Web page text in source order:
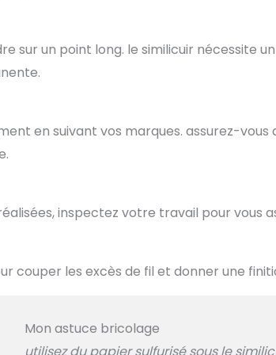
sur un point long. le similicuir nécessite
en suivant vos marques. assurez-
inspectez votre travail pour vous
couper les excès de fil et donner une
Mon astuce bricolage